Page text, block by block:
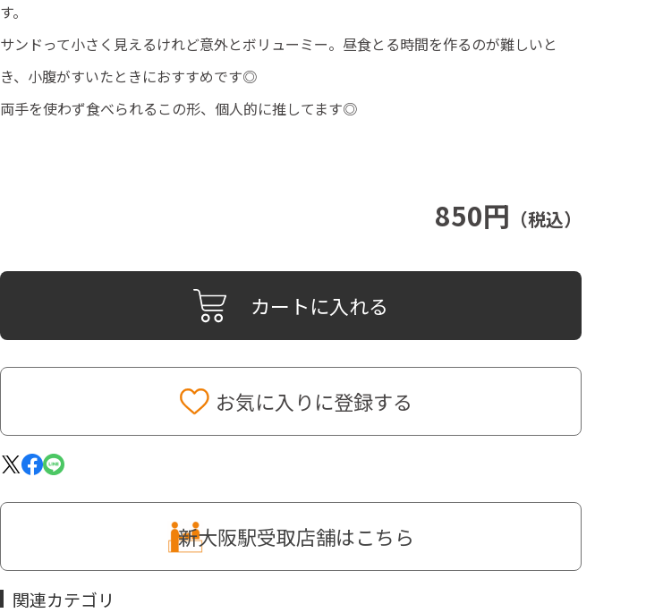
850円 （税込）
カートに入れる
お気に入りに登録する
新大阪駅受取店舗はこちら
す。
サンドって小さく見えるけれど意外とボリューミー。昼食とる時間を作るのが難しいと
き、小腹がすいたときにおすすめです◎
両手を使わず食べられるこの形、個人的に推してます◎
関連カテゴリ